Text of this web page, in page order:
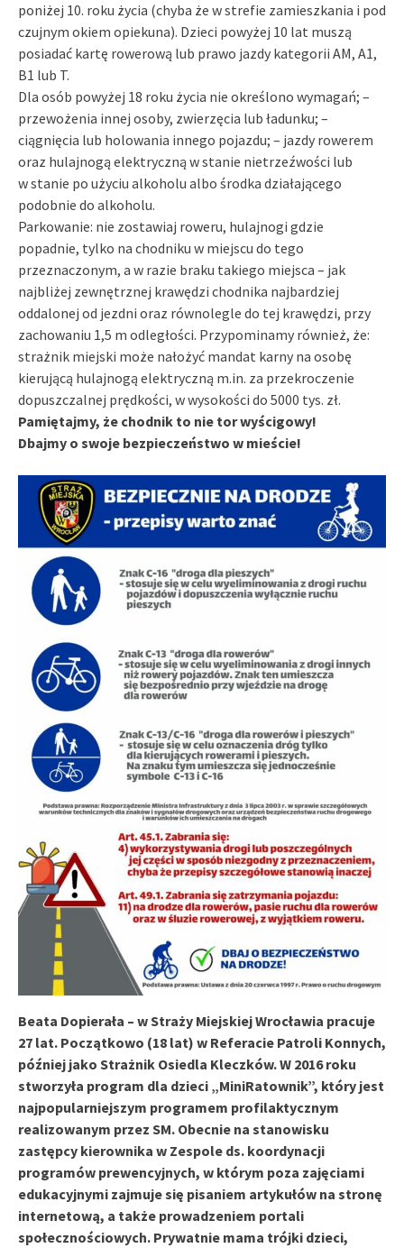
poniżej 10. roku życia (chyba że w strefie zamieszkania i pod
czujnym okiem opiekuna). Dzieci powyżej 10 lat muszą
posiadać kartę rowerową lub prawo jazdy kategorii AM, A1,
B1 lub T.
Dla osób powyżej 18 roku życia nie określono wymagań; –
przewożenia innej osoby, zwierzęcia lub ładunku; –
ciągnięcia lub holowania innego pojazdu; – jazdy rowerem
oraz hulajnogą elektryczną w stanie nietrzeźwości lub
w stanie po użyciu alkoholu albo środka działającego
podobnie do alkoholu.
Parkowanie: nie zostawiaj roweru, hulajnogi gdzie
popadnie, tylko na chodniku w miejscu do tego
przeznaczonym, a w razie braku takiego miejsca – jak
najbliżej zewnętrznej krawędzi chodnika najbardziej
oddalonej od jezdni oraz równolegle do tej krawędzi, przy
zachowaniu 1,5 m odległości. Przypominamy również, że:
strażnik miejski może nałożyć mandat karny na osobę
kierującą hulajnogą elektryczną m.in. za przekroczenie
dopuszczalnej prędkości, w wysokości do 5000 tys. zł.
Pamiętajmy, że chodnik to nie tor wyścigowy!
Dbajmy o swoje bezpieczeństwo w mieście!
Beata Dopierała – w Straży Miejskiej Wrocławia pracuje
27 lat. Początkowo (18 lat) w Referacie Patroli Konnych,
później jako Strażnik Osiedla Kleczków. W 2016 roku
stworzyła program dla dzieci „MiniRatownik”, który jest
najpopularniejszym programem profilaktycznym
realizowanym przez SM. Obecnie na stanowisku
zastępcy kierownika w Zespole ds. koordynacji
programów prewencyjnych, w którym poza zajęciami
edukacyjnymi zajmuje się pisaniem artykułów na stronę
internetową, a także prowadzeniem portali
społecznościowych. Prywatnie mama trójki dzieci,